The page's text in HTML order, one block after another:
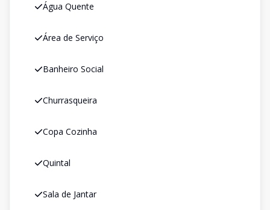
Água Quente
Área de Serviço
Banheiro Social
Churrasqueira
Copa Cozinha
Quintal
Sala de Jantar